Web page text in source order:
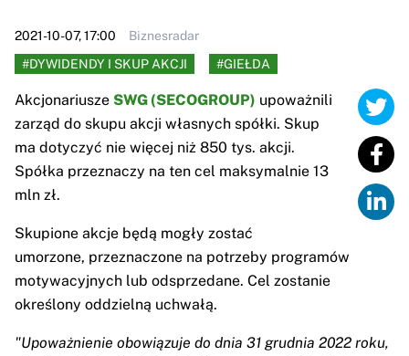
2021-10-07, 17:00
Biznesradar
#DYWIDENDY I SKUP AKCJI
#GIEŁDA
Akcjonariusze SWG (SECOGROUP) upoważnili
zarząd do skupu akcji własnych spółki. Skup
ma dotyczyć nie więcej niż 850 tys. akcji.
Spółka przeznaczy na ten cel maksymalnie 13
mln zł.
Skupione akcje będą mogły zostać
umorzone, przeznaczone na potrzeby programów
motywacyjnych lub odsprzedane. Cel zostanie
określony oddzielną uchwałą.
"Upoważnienie obowiązuje do dnia 31 grudnia 2022 roku,